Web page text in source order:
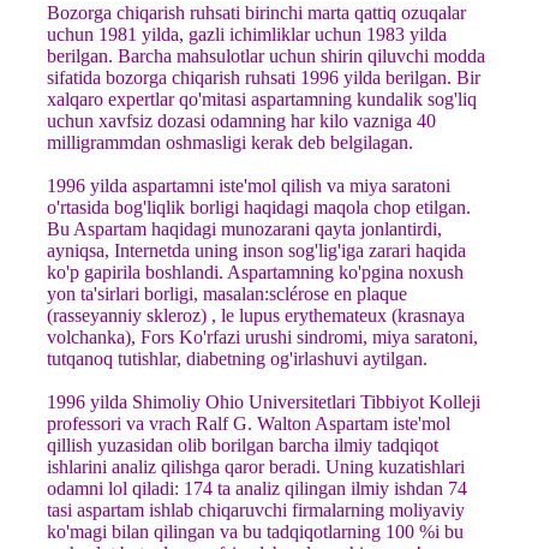
Bozorga chiqarish ruhsati birinchi marta qattiq ozuqalar
uchun 1981 yilda, gazli ichimliklar uchun 1983 yilda
berilgan. Barcha mahsulotlar uchun shirin qiluvchi modda
sifatida bozorga chiqarish ruhsati 1996 yilda berilgan. Bir
xalqaro expertlar qo'mitasi aspartamning kundalik sog'liq
uchun xavfsiz dozasi odamning har kilo vazniga 40
milligrammdan oshmasligi kerak deb belgilagan.
1996 yilda aspartamni iste'mol qilish va miya saratoni
o'rtasida bog'liqlik borligi haqidagi maqola chop etilgan.
Bu Aspartam haqidagi munozarani qayta jonlantirdi,
ayniqsa, Internetda uning inson sog'lig'iga zarari haqida
ko'p gapirila boshlandi. Aspartamning ko'pgina noxush
yon ta'sirlari borligi, masalan:sclérose en plaque
(rasseyanniy skleroz) , le lupus erythemateux (krasnaya
volchanka), Fors Ko'rfazi urushi sindromi, miya saratoni,
tutqanoq tutishlar, diabetning og'irlashuvi aytilgan.
1996 yilda Shimoliy Ohio Universitetlari Tibbiyot Kolleji
professori va vrach Ralf G. Walton Aspartam iste'mol
qillish yuzasidan olib borilgan barcha ilmiy tadqiqot
ishlarini analiz qilishga qaror beradi. Uning kuzatishlari
odamni lol qiladi: 174 ta analiz qilingan ilmiy ishdan 74
tasi aspartam ishlab chiqaruvchi firmalarning moliyaviy
ko'magi bilan qilingan va bu tadqiqotlarning 100 %i bu